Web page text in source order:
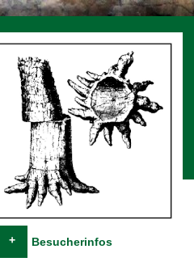
+ Besucherinfos